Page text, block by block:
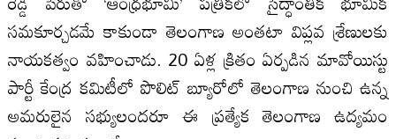
సమకూర్చడమే కాకుండా తెలంగాణ అంతటా విప్లవ శ్రేణులకు
నాయకత్వం వహించాడు. 20 ఏళ్ల క్రితం ఏర్పడిన మావోయిస్టు
పార్టీ కేంద్ర కమిటీలో పొలిట్‌ బ్యూరోలో తెలంగాణ నుంచి ఉన్న
అమరులైన సభ్యులందరూ ఈ ప్రత్యేక తెలంగాణ ఉద్యమం